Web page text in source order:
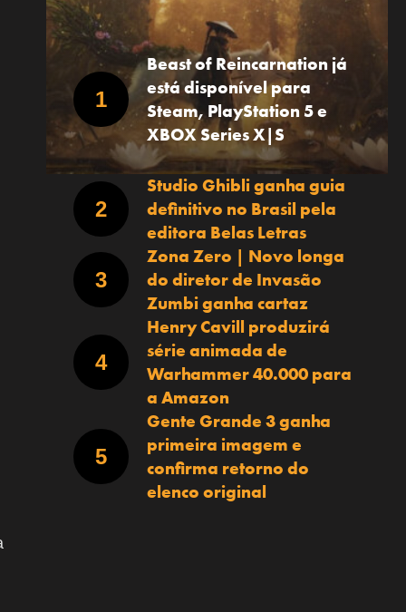
Beast of Reincarnation já
está disponível para
Steam, PlayStation 5 e
XBOX Series X|S
Studio Ghibli ganha guia
definitivo no Brasil pela
editora Belas Letras
Zona Zero | Novo longa
do diretor de Invasão
Zumbi ganha cartaz
Henry Cavill produzirá
série animada de
Warhammer 40.000 para
a Amazon
Gente Grande 3 ganha
primeira imagem e
confirma retorno do
elenco original